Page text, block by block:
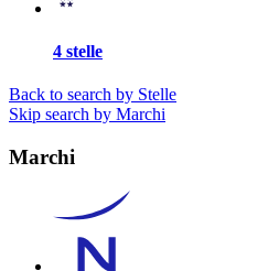
4 stelle
Back to search by Stelle
Skip search by Marchi
Marchi